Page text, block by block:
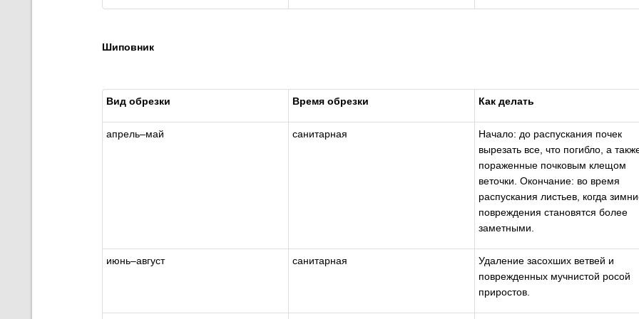
Шиповник
Вид обрезки Время обрезки Как делать
апрель–май санитарная
Начало: до распускания почек
вырезать все, что погибло, а
пораженные почковым клещом
веточки. Окончание: во время
распускания листьев, когда
повреждения становятся более
заметными.
июнь–август санитарная
Удаление засохших ветвей и
поврежденных мучнистой росой
приростов.